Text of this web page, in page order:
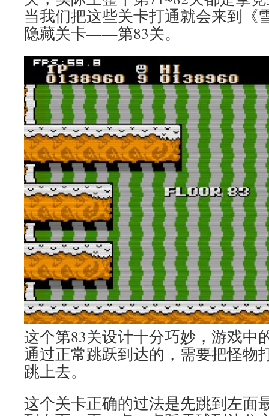
当我们把这些关卡打通就会来到《
隐藏关卡——第83关。
这个第83关设计十分巧妙，游戏中
通过正常跳跃到达的，需要把怪物
跳上去。
这个关卡正确的过法是先跳到左面